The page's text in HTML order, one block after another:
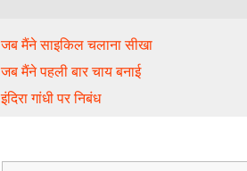
जब मैंने साइकिल चलाना सीखा
जब मैंने पहली बार चाय बनाई
इंदिरा गांधी पर निबंध